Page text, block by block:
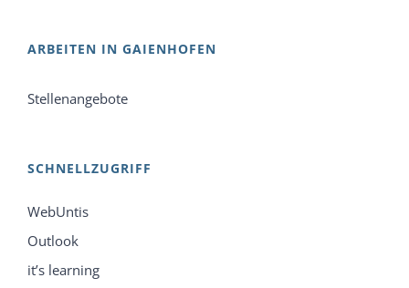
ARBEITEN IN GAIENHOFEN
Stellenangebote
SCHNELLZUGRIFF
WebUntis
Outlook
it’s learning